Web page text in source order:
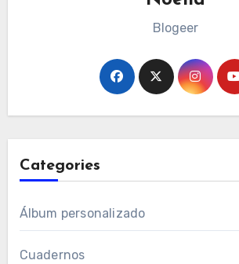
Blogeer
Categories
Álbum personalizado
Cuadernos